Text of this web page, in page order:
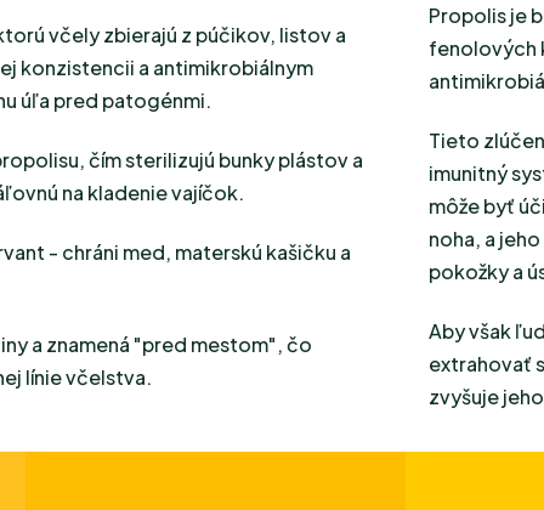
včely zbierajú z púčikov, listov a
konzistencii a antimikrobiálnym
úľa pred patogénmi.
čím sterilizujú bunky plástov a
na kladenie vajíčok.
- chráni med, materskú kašičku a
a znamená "pred mestom", čo
línie včelstva.
Propolis je
fenolových
Tieto
imunitný
môže byť
noha, a
pokožky a
Aby však
extrahovať
zvyšuje